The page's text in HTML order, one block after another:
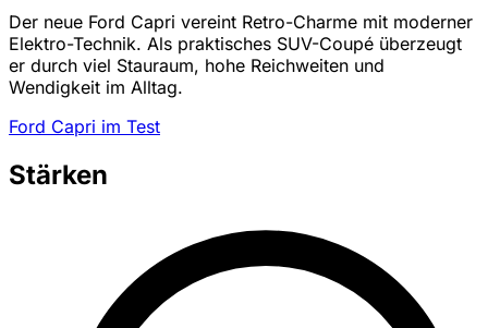
Der neue Ford Capri vereint Retro-Charme mit moderner
Elektro-Technik. Als praktisches SUV-Coupé überzeugt
er durch viel Stauraum, hohe Reichweiten und
Wendigkeit im Alltag.
Ford Capri im Test
Stärken